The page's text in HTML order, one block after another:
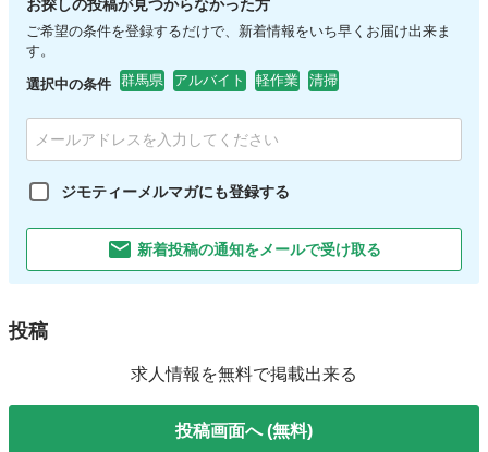
お探しの投稿が見つからなかった方
ご希望の条件を登録するだけで、新着情報をいち早くお届け出来ま
す。
選択中の条件 群馬県 アルバイト 軽作業 清掃
ジモティーメルマガにも登録する
新着投稿の通知をメールで受け取る
投稿
求人情報を無料で掲載出来る
投稿画面へ (無料)